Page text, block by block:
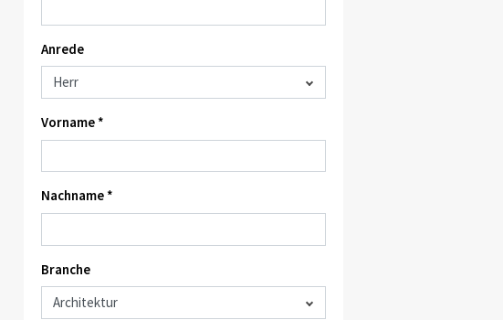
Anrede
Vorname *
Nachname *
Branche